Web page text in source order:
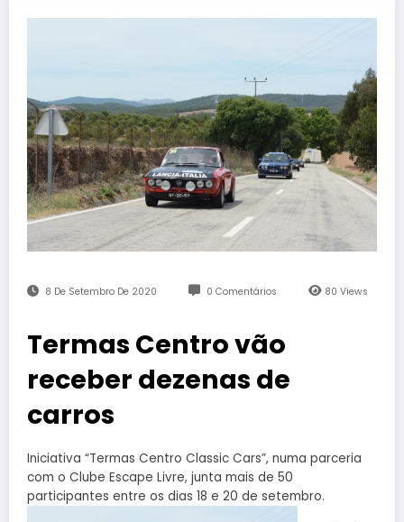
8 De Setembro De 2020 0 Comentários 80Views
Termas Centro vão
receber dezenas de
carros
Iniciativa “Termas Centro Classic Cars”, numa parceria
com o Clube Escape Livre, junta mais de 50
participantes entre os dias 18 e 20 de setembro.